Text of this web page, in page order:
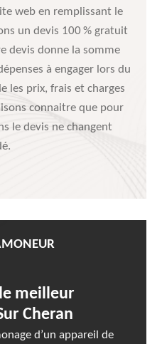
web en remplissant le
un devis 100 % gratuit
devis donne la somme
à engager lors du
les prix, frais et charges
connaitre que pour
le devis ne changent
meilleur
Cheran
d’un appareil de